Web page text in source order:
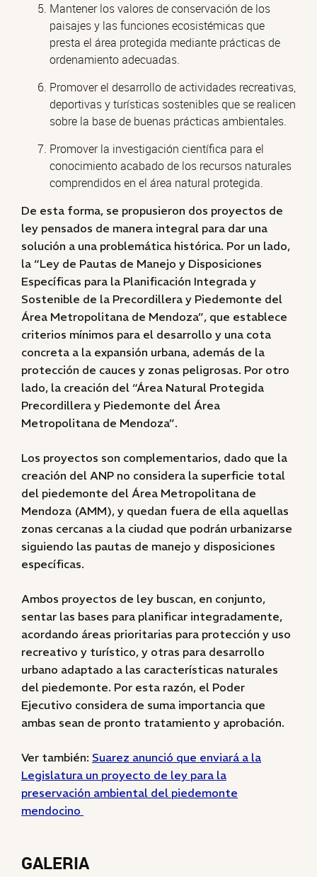
Mantener los valores de conservación de los
paisajes y las funciones ecosistémicas que
presta el área protegida mediante prácticas de
ordenamiento adecuadas.
Promover el desarrollo de actividades recreativas,
deportivas y turísticas sostenibles que se realicen
sobre la base de buenas prácticas ambientales.
Promover la investigación científica para el
conocimiento acabado de los recursos naturales
comprendidos en el área natural protegida.
De esta forma, se propusieron dos proyectos de
ley pensados de manera integral para dar una
solución a una problemática histórica. Por un lado,
la “Ley de Pautas de Manejo y Disposiciones
Específicas para la Planificación Integrada y
Sostenible de la Precordillera y Piedemonte del
Área Metropolitana de Mendoza”, que establece
criterios mínimos para el desarrollo y una cota
concreta a la expansión urbana, además de la
protección de cauces y zonas peligrosas. Por otro
lado, la creación del “Área Natural Protegida
Precordillera y Piedemonte del Área
Metropolitana de Mendoza”.
Los proyectos son complementarios, dado que la
creación del ANP no considera la superficie total
del piedemonte del Área Metropolitana de
Mendoza (AMM), y quedan fuera de ella aquellas
zonas cercanas a la ciudad que podrán urbanizarse
siguiendo las pautas de manejo y disposiciones
específicas.
Ambos proyectos de ley buscan, en conjunto,
sentar las bases para planificar integradamente,
acordando áreas prioritarias para protección y uso
recreativo y turístico, y otras para desarrollo
urbano adaptado a las características naturales
del piedemonte. Por esta razón, el Poder
Ejecutivo considera de suma importancia que
ambas sean de pronto tratamiento y aprobación.
Ver también: Suarez anunció que enviará a la
Legislatura un proyecto de ley para la
preservación ambiental del piedemonte
mendocino
GALERIA